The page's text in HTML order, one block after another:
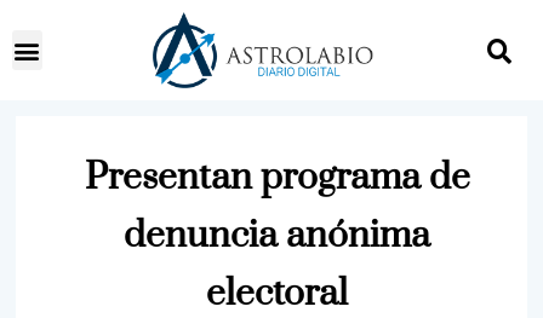
Presentan programa de
denuncia anónima
electoral